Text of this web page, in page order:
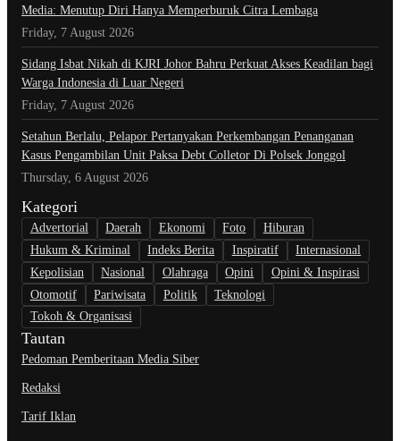
Media: Menutup Diri Hanya Memperburuk Citra Lembaga
Friday, 7 August 2026
Sidang Isbat Nikah di KJRI Johor Bahru Perkuat Akses Keadilan bagi
Warga Indonesia di Luar Negeri
Friday, 7 August 2026
Setahun Berlalu, Pelapor Pertanyakan Perkembangan Penanganan
Kasus Pengambilan Unit Paksa Debt Colletor Di Polsek Jonggol
Thursday, 6 August 2026
Kategori
Advertorial Daerah Ekonomi Foto
Hiburan
Hukum & Kriminal
Indeks Berita Inspiratif
Internasional
Kepolisian
Nasional Olahraga Opini
Opini & Inspirasi
Otomotif
Pariwisata Politik
Teknologi
Tokoh & Organisasi
Tautan
Pedoman Pemberitaan Media Siber
Redaksi
Tarif Iklan